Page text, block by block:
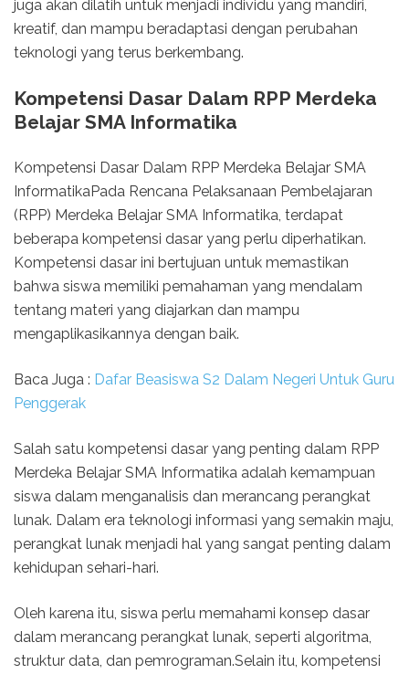
juga akan dilatih untuk menjadi individu yang mandiri,
kreatif, dan mampu beradaptasi dengan perubahan
teknologi yang terus berkembang.
Kompetensi Dasar Dalam RPP Merdeka
Belajar SMA Informatika
Kompetensi Dasar Dalam RPP Merdeka Belajar SMA
InformatikaPada Rencana Pelaksanaan Pembelajaran
(RPP) Merdeka Belajar SMA Informatika, terdapat
beberapa kompetensi dasar yang perlu diperhatikan.
Kompetensi dasar ini bertujuan untuk memastikan
bahwa siswa memiliki pemahaman yang mendalam
tentang materi yang diajarkan dan mampu
mengaplikasikannya dengan baik.
Baca Juga : Dafar Beasiswa S2 Dalam Negeri Untuk Guru
Penggerak
Salah satu kompetensi dasar yang penting dalam RPP
Merdeka Belajar SMA Informatika adalah kemampuan
siswa dalam menganalisis dan merancang perangkat
lunak. Dalam era teknologi informasi yang semakin maju,
perangkat lunak menjadi hal yang sangat penting dalam
kehidupan sehari-hari.
Oleh karena itu, siswa perlu memahami konsep dasar
dalam merancang perangkat lunak, seperti algoritma,
struktur data, dan pemrograman.Selain itu, kompetensi